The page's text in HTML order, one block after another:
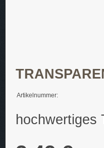
Artikelnummer:
hochwertiges